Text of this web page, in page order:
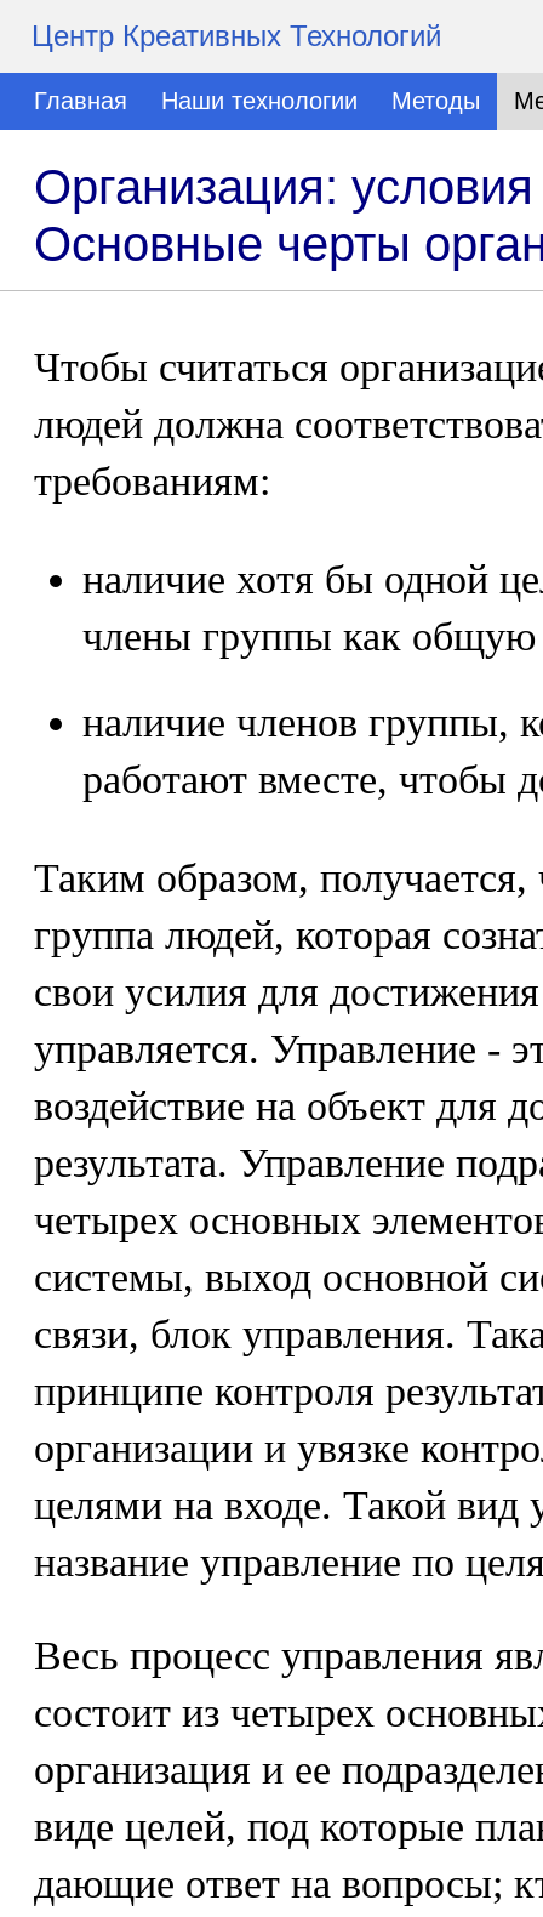
Центр Креативных Технологий
Главная Наши технологии Методы
Организация:
Основные черты
Чтобы считаться
людей должна
требованиям:
наличие хотя бы одной
члены группы как общую
наличие членов группы,
работают вместе, чтобы
Таким образом, получается,
группа людей, которая
свои усилия для
управляется. Управление -
воздействие на объект для
результата. Управление
четырех основных
системы, выход основной
связи, блок управления.
принципе контроля
организации и увязке
целями на входе. Такой вид
название управление по
Весь процесс управления
состоит из четырех
организация и ее
виде целей, под которые
дающие ответ на вопросы;